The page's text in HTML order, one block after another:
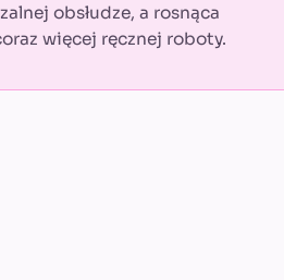
obsłudze, a rosnąca
więcej ręcznej roboty.